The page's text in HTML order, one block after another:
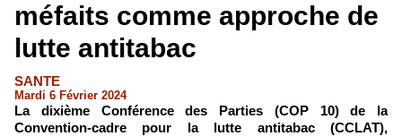
méfaits comme approche de
lutte antitabac
SANTE
Mardi 6 Février 2024
​La dixième Conférence des Parties (COP 10) de la
Convention-cadre pour la lutte antitabac (CCLAT),